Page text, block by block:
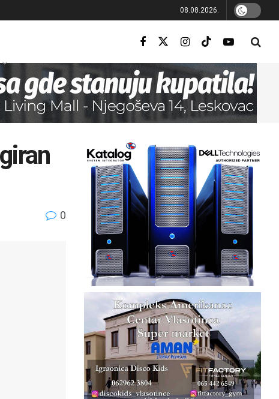
08.08.2026.
0